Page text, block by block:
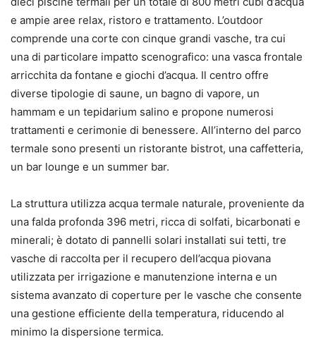
e ampie aree relax, ristoro e trattamento. L’outdoor
comprende una corte con cinque grandi vasche, tra cui
una di particolare impatto scenografico: una vasca frontale
arricchita da fontane e giochi d’acqua. Il centro offre
diverse tipologie di saune, un bagno di vapore, un
hammam e un tepidarium salino e propone numerosi
trattamenti e cerimonie di benessere. All’interno del parco
termale sono presenti un ristorante bistrot, una caffetteria,
un bar lounge e un summer bar.
La struttura utilizza acqua termale naturale, proveniente da
una falda profonda 396 metri, ricca di solfati, bicarbonati e
minerali; è dotato di pannelli solari installati sui tetti, tre
vasche di raccolta per il recupero dell’acqua piovana
utilizzata per irrigazione e manutenzione interna e un
sistema avanzato di coperture per le vasche che consente
una gestione efficiente della temperatura, riducendo al
minimo la dispersione termica.